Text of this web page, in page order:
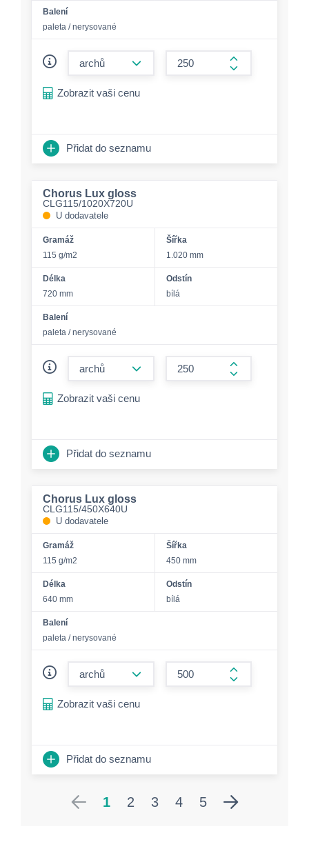
Balení
paleta / nerysované
form.increase-
Zobrazit vaši cenu
Přidat do seznamu
Chorus Lux gloss
CLG115/1020X720U
U dodavatele
Gramáž
115 g/m2
Šířka
1.020 mm
Délka
720 mm
Odstín
bílá
Balení
paleta / nerysované
form.increase-
Zobrazit vaši cenu
Přidat do seznamu
Chorus Lux gloss
CLG115/450X640U
U dodavatele
Gramáž
115 g/m2
Šířka
450 mm
Délka
640 mm
Odstín
bílá
Balení
paleta / nerysované
form.increase-
Zobrazit vaši cenu
Přidat do seznamu
1 2 3 4 5